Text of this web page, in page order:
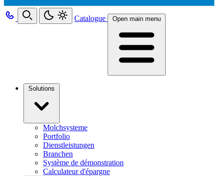
Catalogue Open main menu
Solutions
Molchsysteme
Portfolio
Dienstleistungen
Branchen
Système de démonstration
Calculateur d'épargne